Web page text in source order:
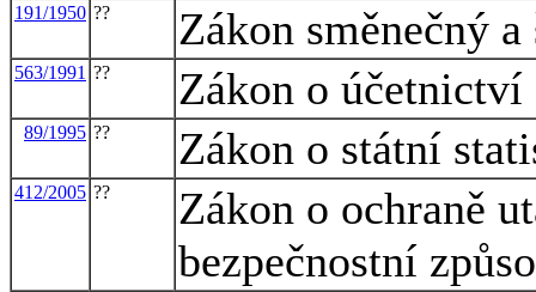
191/1950 ?? Zákon směnečný
563/1991 ?? Zákon o účetnictví
89/1995 ?? Zákon o státní
412/2005 ??
Zákon o ochraně
bezpečnostní